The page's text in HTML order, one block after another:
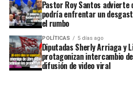
Pastor Roy Santos advierte
podría enfrentar un
el rumbo
POLÍTICAS 5 días ago
Diputadas Sherly Arriaga y
protagonizan intercambio
difusión de video viral